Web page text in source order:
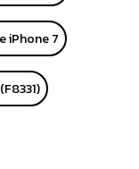
iPhone 7